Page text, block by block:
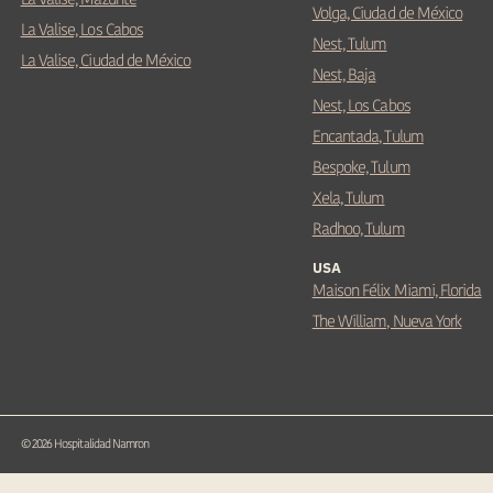
La Valise, Los Cabos
La Valise, Ciudad de México
Volga, Ciudad de México
Nest, Tulum
Nest, Baja
Nest, Los Cabos
Encantada, Tulum
Bespoke, Tulum
Xela, Tulum
Radhoo, Tulum
USA
Maison Félix Miami, Florida
The William, Nueva York
©2026Hospitalidad Namron